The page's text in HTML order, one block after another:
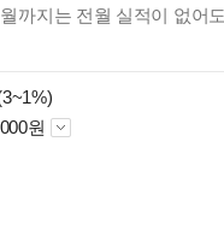
까지는 전월 실적이 없어
원